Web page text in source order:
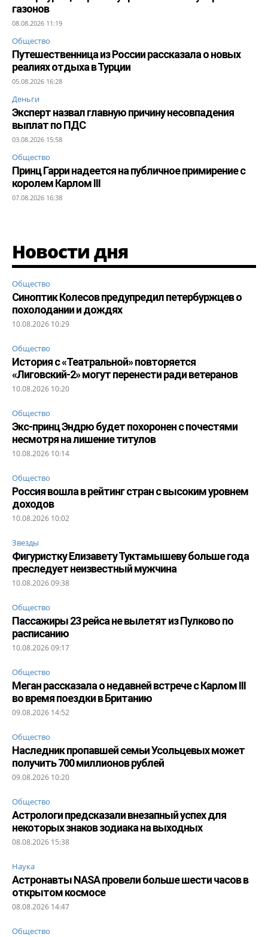
газонов
08.08.2026 11:19
Общество
Путешественница из России рассказала о новых
реалиях отдыха в Турции
05.08.2026 16:28
Деньги
Эксперт назвал главную причину несовпадения
выплат по ПДС
03.08.2026 15:58
Общество
Принц Гарри надеется на публичное примирение с
королем Карлом III
07.08.2026 16:38
Новости дня
Общество
Синоптик Колесов предупредил петербуржцев о
похолодании и дождях
10.08.2026 10:29
Общество
История с «Театральной» повторяется
«Лиговский-2» могут перенести ради ветеранов
10.08.2026 10:20
Общество
Экс-принц Эндрю будет похоронен с почестями
несмотря на лишение титулов
10.08.2026 10:14
Общество
Россия вошла в рейтинг стран с высоким уровнем
доходов
10.08.2026 10:02
Звезды
Фигуристку Елизавету Туктамышеву больше года
преследует неизвестный мужчина
10.08.2026 09:38
Общество
Пассажиры 23 рейса не вылетят из Пулково по
расписанию
10.08.2026 09:17
Общество
Меган рассказала о недавней встрече с Карлом III
во время поездки в Британию
09.08.2026 14:52
Общество
Наследник пропавшей семьи Усольцевых может
получить 700 миллионов рублей
09.08.2026 10:20
Общество
Астрологи предсказали внезапный успех для
некоторых знаков зодиака на выходных
08.08.2026 15:38
Наука
Астронавты NASA провели больше шести часов в
открытом космосе
08.08.2026 14:47
Общество